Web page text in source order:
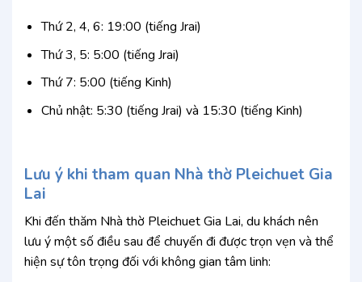
Thứ 2, 4, 6: 19:00 (tiếng Jrai)
Thứ 3, 5: 5:00 (tiếng Jrai)
Thứ 7: 5:00 (tiếng Kinh)
Chủ nhật: 5:30 (tiếng Jrai) và 15:30 (tiếng Kinh)
Lưu ý khi tham quan Nhà thờ Pleichuet Gia
Lai
Khi đến thăm Nhà thờ Pleichuet Gia Lai, du khách nên
lưu ý một số điều sau để chuyến đi được trọn vẹn và thể
hiện sự tôn trọng đối với không gian tâm linh: